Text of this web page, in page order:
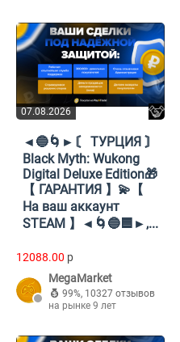
07.08.2026
◄🔵🌀►〘 ТУРЦИЯ 〙
Black Myth: Wukong
Digital Deluxe Edition🎁
【 ГАРАНТИЯ 】💫【
На ваш аккаунт
STEAM 】◄🌀🔵🟦►,...
12088.00 p
MegaMarket
99%, 10327 отзывов
на рынке 9 лет